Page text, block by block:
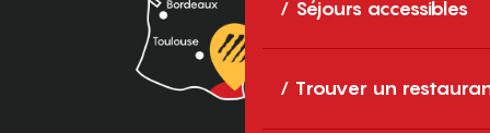
Séjours accessibles
Trouver un